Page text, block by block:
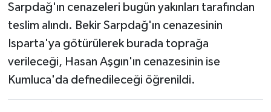
Sarpdağ'ın cenazeleri bugün yakınları tarafından
teslim alındı. Bekir Sarpdağ'ın cenazesinin
Isparta'ya götürülerek burada toprağa
verileceği, Hasan Aşgın'ın cenazesinin ise
Kumluca'da defnedileceği öğrenildi.